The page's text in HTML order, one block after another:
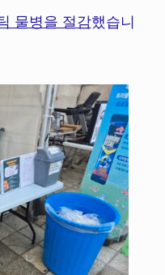
물병을 절감했습니